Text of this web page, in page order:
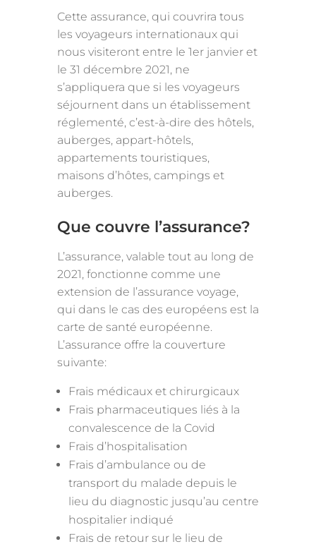
Cette assurance, qui couvrira tous
les voyageurs internationaux qui
nous visiteront entre le 1er janvier et
le 31 décembre 2021, ne
s’appliquera que si les voyageurs
séjournent dans un établissement
réglementé, c’est-à-dire des hôtels,
auberges, appart-hôtels,
appartements touristiques,
maisons d’hôtes, campings et
auberges.
Que couvre l’assurance?
L’assurance, valable tout au long de
2021, fonctionne comme une
extension de l’assurance voyage,
qui dans le cas des européens est la
carte de santé européenne.
L’assurance offre la couverture
suivante:
Frais médicaux et chirurgicaux
Frais pharmaceutiques liés à la
convalescence de la Covid
Frais d’hospitalisation
Frais d’ambulance ou de
transport du malade depuis le
lieu du diagnostic jusqu’au centre
hospitalier indiqué
Frais de retour sur le lieu de